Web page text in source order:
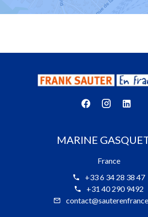
MARINE
France
+33 6 34 28 38 47
+31 40 290 9492